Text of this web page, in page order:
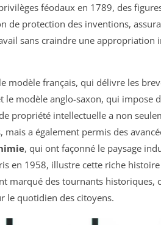
féodaux en 1789, des
de protection des inventions,
sans craindre une appropriation
modèle français, qui délivre les
le modèle anglo-saxon, qui impose
propriété intellectuelle a non
mais a également permis des
, qui ont façonné le paysage
en 1958, illustre cette riche
marqué des tournants historiques,
le quotidien des citoyens.